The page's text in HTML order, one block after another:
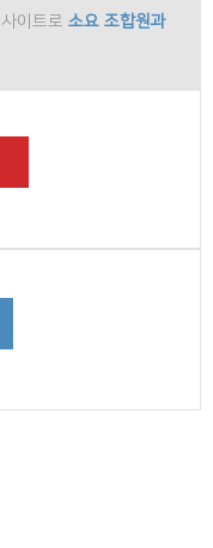
이트로 소요 조합원과